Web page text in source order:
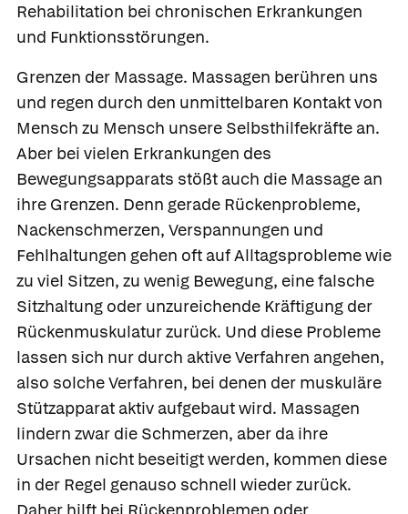
Rehabilitation bei chronischen Erkrankungen
und Funktionsstörungen.
Grenzen der Massage. Massagen berühren uns
und regen durch den unmittelbaren Kontakt von
Mensch zu Mensch unsere Selbsthilfekräfte an.
Aber bei vielen Erkrankungen des
Bewegungsapparats stößt auch die Massage an
ihre Grenzen. Denn gerade Rückenprobleme,
Nackenschmerzen, Verspannungen und
Fehlhaltungen gehen oft auf Alltagsprobleme wie
zu viel Sitzen, zu wenig Bewegung, eine falsche
Sitzhaltung oder unzureichende Kräftigung der
Rückenmuskulatur zurück. Und diese Probleme
lassen sich nur durch aktive Verfahren angehen,
also solche Verfahren, bei denen der muskuläre
Stützapparat aktiv aufgebaut wird. Massagen
lindern zwar die Schmerzen, aber da ihre
Ursachen nicht beseitigt werden, kommen diese
in der Regel genauso schnell wieder zurück.